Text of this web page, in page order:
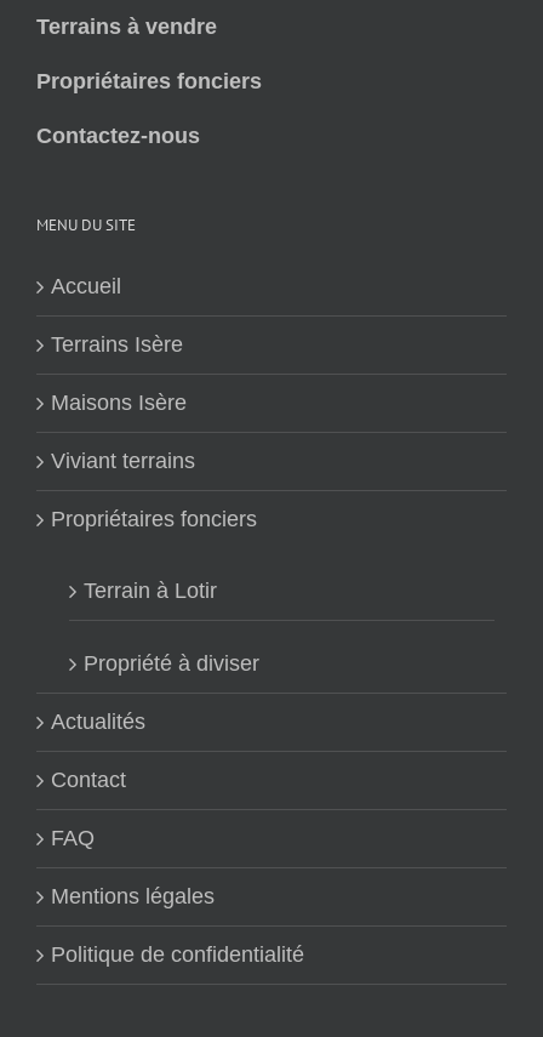
Terrains à vendre
Propriétaires fonciers
Contactez-nous
MENU DU SITE
Accueil
Terrains Isère
Maisons Isère
Viviant terrains
Propriétaires fonciers
Terrain à Lotir
Propriété à diviser
Actualités
Contact
FAQ
Mentions légales
Politique de confidentialité